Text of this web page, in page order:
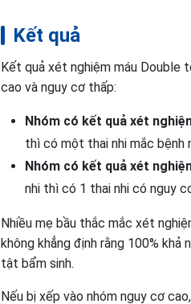
Kết quả
Kết quả xét nghiệm máu Double
cao và nguy cơ thấp:
Nhóm có kết quả xét
thì có một thai nhi mắc bệnh
Nhóm có kết quả xét
nhi thì có 1 thai nhi có nguy
Nhiều mẹ bầu thắc mắc xét
không khẳng định rằng 100%
tật bẩm sinh.
Nếu bị xếp vào nhóm nguy cơ